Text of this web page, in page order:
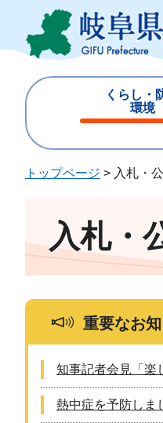
ジ
ュ
くらし・
環境
じ
トップページ > 入札・
入札・
重要なお
知事記者会見「楽
熱中症を予防しま